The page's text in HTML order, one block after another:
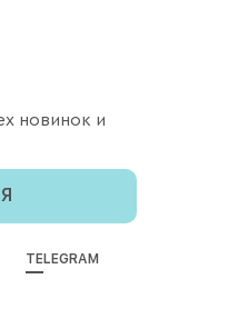
новинок и
TELEGRAM